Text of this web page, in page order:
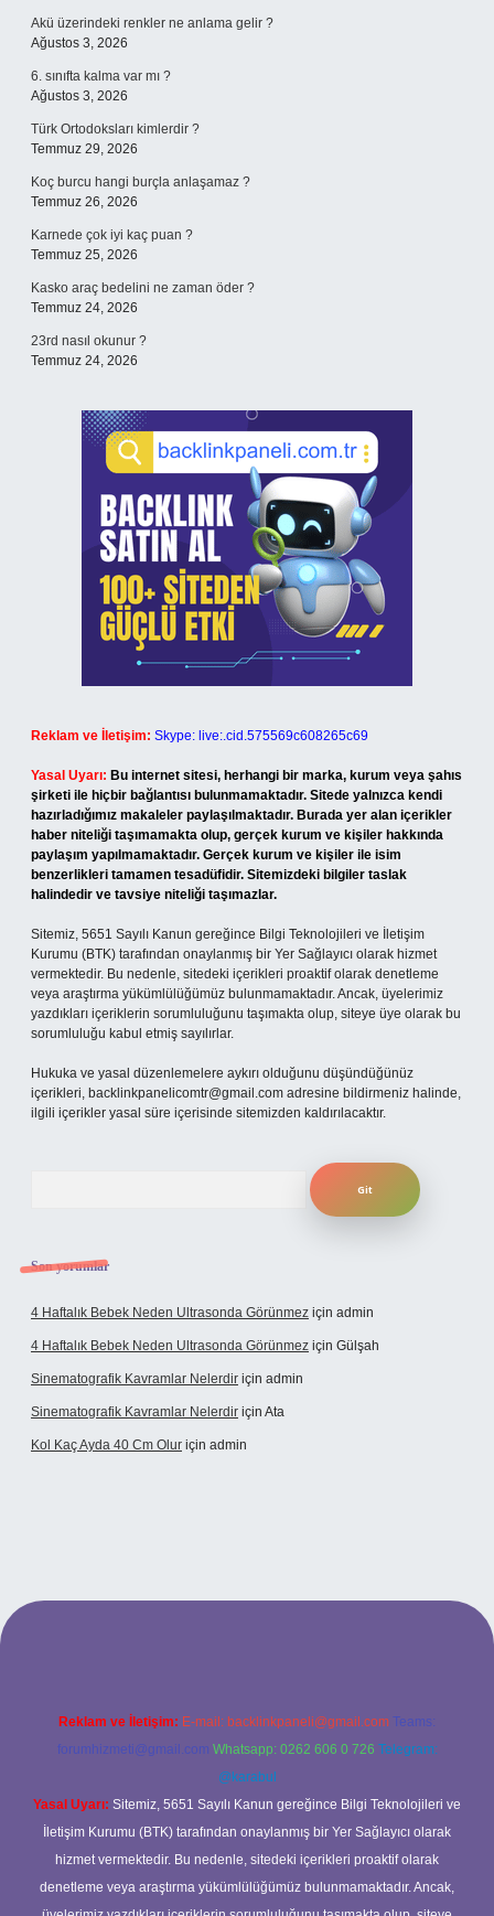
Akü üzerindeki renkler ne anlama gelir ?
Ağustos 3, 2026
6. sınıfta kalma var mı ?
Ağustos 3, 2026
Türk Ortodoksları kimlerdir ?
Temmuz 29, 2026
Koç burcu hangi burçla anlaşamaz ?
Temmuz 26, 2026
Karnede çok iyi kaç puan ?
Temmuz 25, 2026
Kasko araç bedelini ne zaman öder ?
Temmuz 24, 2026
23rd nasıl okunur ?
Temmuz 24, 2026
Reklam ve İletişim: Skype: live:.cid.575569c608265c69
Yasal Uyarı: Bu internet sitesi, herhangi bir marka, kurum veya şahıs
şirketi ile hiçbir bağlantısı bulunmamaktadır. Sitede yalnızca kendi
hazırladığımız makaleler paylaşılmaktadır. Burada yer alan içerikler
haber niteliği taşımamakta olup, gerçek kurum ve kişiler hakkında
paylaşım yapılmamaktadır. Gerçek kurum ve kişiler ile isim
benzerlikleri tamamen tesadüfidir. Sitemizdeki bilgiler taslak
halindedir ve tavsiye niteliği taşımazlar.
Sitemiz, 5651 Sayılı Kanun gereğince Bilgi Teknolojileri ve İletişim
Kurumu (BTK) tarafından onaylanmış bir Yer Sağlayıcı olarak hizmet
vermektedir. Bu nedenle, sitedeki içerikleri proaktif olarak denetleme
veya araştırma yükümlülüğümüz bulunmamaktadır. Ancak, üyelerimiz
yazdıkları içeriklerin sorumluluğunu taşımakta olup, siteye üye olarak bu
sorumluluğu kabul etmiş sayılırlar.
Hukuka ve yasal düzenlemelere aykırı olduğunu düşündüğünüz
içerikleri, backlinkpanelicomtr@gmail.com adresine bildirmeniz halinde,
ilgili içerikler yasal süre içerisinde sitemizden kaldırılacaktır.
Son yorumlar
4 Haftalık Bebek Neden Ultrasonda Görünmez için admin
4 Haftalık Bebek Neden Ultrasonda Görünmez için Gülşah
Sinematografik Kavramlar Nelerdir için admin
Sinematografik Kavramlar Nelerdir için Ata
Kol Kaç Ayda 40 Cm Olur için admin
Reklam ve İletişim: E-mail: backlinkpaneli@gmail.com Teams:
forumhizmeti@gmail.com Whatsapp: 0262 606 0 726 Telegram:
@karabul
Yasal Uyarı: Sitemiz, 5651 Sayılı Kanun gereğince Bilgi Teknolojileri ve
İletişim Kurumu (BTK) tarafından onaylanmış bir Yer Sağlayıcı olarak
hizmet vermektedir. Bu nedenle, sitedeki içerikleri proaktif olarak
denetleme veya araştırma yükümlülüğümüz bulunmamaktadır. Ancak,